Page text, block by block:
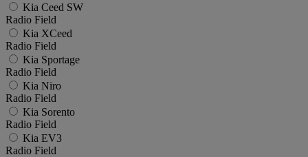
Kia Ceed SW
Radio Field
Kia XCeed
Radio Field
Kia Sportage
Radio Field
Kia Niro
Radio Field
Kia Sorento
Radio Field
Kia EV3
Radio Field